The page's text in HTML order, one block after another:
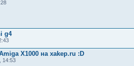
g4
X1000 на xakep.ru :D
14:53